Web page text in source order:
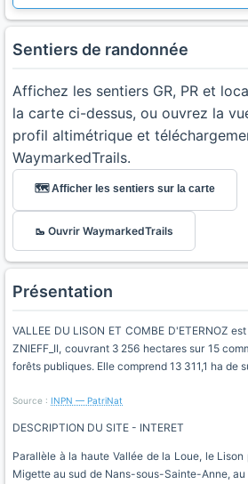
Sentiers de randonnée
Affichez les sentiers GR, PR et
la carte ci-dessus, ou ouvrez la
profil altimétrique et
WaymarkedTrails.
🗺️ Afficher les sentiers sur la carte
🥾 Ouvrir WaymarkedTrails
Présentation
VALLEE DU LISON ET COMBE D'ETERNOZ
ZNIEFF_II, couvrant 3 256 hectares sur 15
forêts publiques. Elle comprend 13 311,1 ha de
Source : INPN — PatriNat
DESCRIPTION DU SITE - INTERET
Parallèle à la haute Vallée de la Loue, le
Migette au sud de Nans-sous-Sainte-Anne,